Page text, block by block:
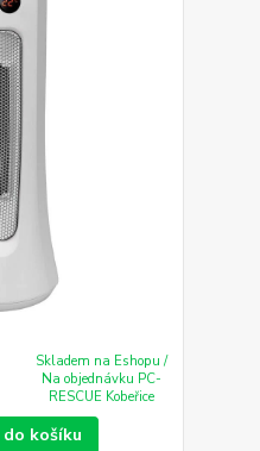
Skladem na Eshopu /
Na objednávku PC-
RESCUE Kobeřice
košíku